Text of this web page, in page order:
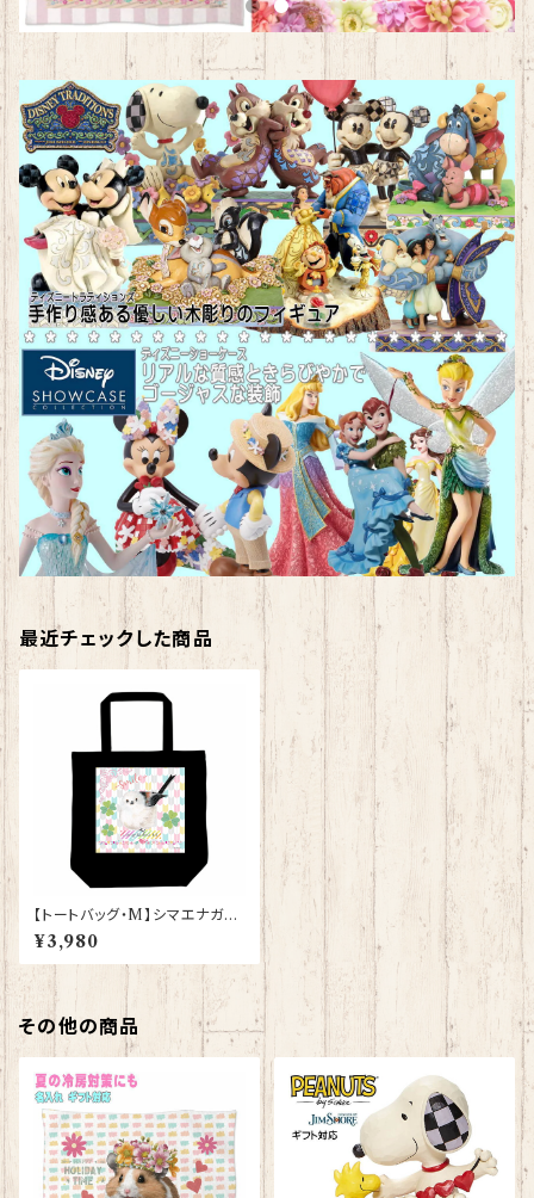
最近チェックした商品
【トートバッグ・M】シマエナガ
（黒）【型番 BM-132】きゃぴあ
ーと KYAPIArt しまえなが プ
レゼント ギフト
¥3,980
その他の商品